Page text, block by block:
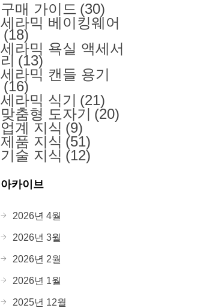
구매 가이드 (30)
세라믹 베이킹웨어
(18)
세라믹 욕실 액세서
리 (13)
세라믹 캔들 용기
(16)
세라믹 식기
(21)
맞춤형 도자기
(20)
업계 지식 (9)
제품 지식 (51)
기술 지식 (12)
아카이브
2026년 4월
2026년 3월
2026년 2월
2026년 1월
2025년 12월